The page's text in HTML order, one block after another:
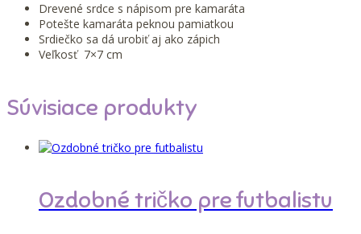
Drevené srdce s nápisom pre kamaráta
Potešte kamaráta peknou pamiatkou
Srdiečko sa dá urobiť aj ako zápich
Veľkosť 7×7 cm
Súvisiace produkty
Ozdobné tričko pre futbalistu